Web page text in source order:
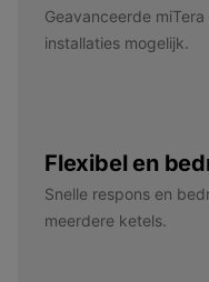
Geavanceerde
installaties mogelijk.
Flexibel en
Snelle respons en
meerdere ketels.